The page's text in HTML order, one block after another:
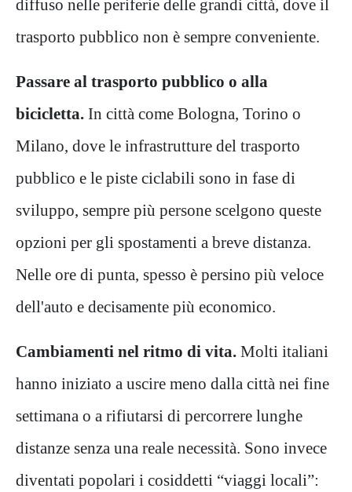
diffuso nelle periferie delle grandi città, dove il
trasporto pubblico non è sempre conveniente.
Passare al trasporto pubblico o alla
bicicletta. In città come Bologna, Torino o
Milano, dove le infrastrutture del trasporto
pubblico e le piste ciclabili sono in fase di
sviluppo, sempre più persone scelgono queste
opzioni per gli spostamenti a breve distanza.
Nelle ore di punta, spesso è persino più veloce
dell'auto e decisamente più economico.
Cambiamenti nel ritmo di vita. Molti italiani
hanno iniziato a uscire meno dalla città nei fine
settimana o a rifiutarsi di percorrere lunghe
distanze senza una reale necessità. Sono invece
diventati popolari i cosiddetti “viaggi locali”: